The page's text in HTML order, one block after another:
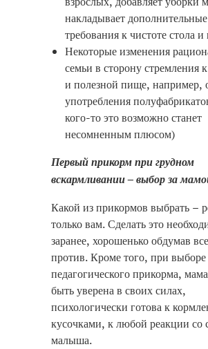
накладывает дополнительные
требования к чистоте стола и
Некоторые изменения
семьи в сторону стремления
и полезной пище, например,
употребления
кого-то это возможно станет
несомненным плюсом)
Первый прикорм при грудном
вскармливании – выбор за
Какой из прикормов выбрать –
только вам. Сделать это
заранее, хорошенько обдумав
против. Кроме того, при выборе
педагогического прикорма,
быть уверена в своих силах,
психологически готова к
кусочками, к любой реакции со
малыша.